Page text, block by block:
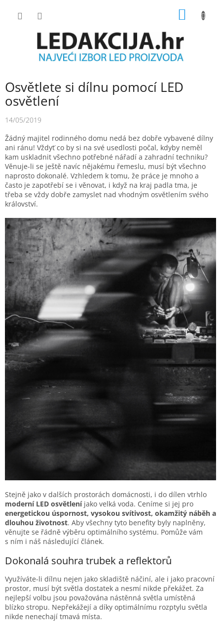
Osvětlete si dílnu pomocí LED
osvětlení
14/05/2019
Žádný majitel rodinného domu nedá bez dobře vybavené dílny
ani ránu! Vždyť co by si na své usedlosti počal, kdyby neměl
kam uskladnit všechno potřebné nářadí a zahradní techniku?
Věnuje-li se ještě navíc nějakému řemeslu, musí být všechno
naprosto dokonalé. Vzhledem k tomu, že práce je mnoho a
často je zapotřebí se i věnovat, i když na kraj padla tma, je
třeba se vždy dobře zamyslet nad vhodným osvětlením svého
království.
Stejně jako v dalších prostorách domácnosti, i do dílen vtrhlo
moderní LED osvětleníjako velká voda. Ceníme si jej pro
energetickou úspornost, vysokou svítivost, okamžitý náběh a
dlouhou životnost. Aby všechny tyto benefity byly naplněny,
věnujte se řádně výběru optimálního systému. Pomůže vám
s ním i náš následující článek.
Dokonalá souhra trubek a reflektorů
Využíváte-li dílnu nejen jako skladiště náčiní, ale i jako pracovní
prostor, musí být světla dostatek a nesmí nikde překážet. Za
nejlepší volbu jsou považována nástěnná světla umístěná
blízko stropu. Nepřekážejí a díky optimálnímu rozptylu světla
nikde nenechají tmavá místa.